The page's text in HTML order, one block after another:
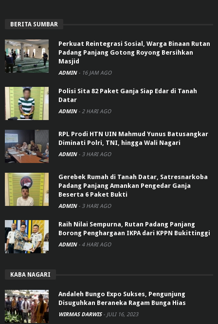
BERITA SUMBAR
Perkuat Reintegrasi Sosial, Warga Binaan Rutan
Padang Panjang Gotong Royong Bersihkan
Masjid
ADMIN - 16 JAM AGO
Polisi Sita 82 Paket Ganja Siap Edar di Tanah
Datar
ADMIN - 2 HARI AGO
RPL Prodi HTN UIN Mahmud Yunus Batusangkar
Diminati Polri, TNI, hingga Wali Nagari
ADMIN - 3 HARI AGO
Gerebek Rumah di Tanah Datar, Satresnarkoba
Padang Panjang Amankan Pengedar Ganja
Beserta 6 Paket Bukti
ADMIN - 3 HARI AGO
Raih Nilai Sempurna, Rutan Padang Panjang
Borong Penghargaan IKPA dari KPPN Bukittinggi
ADMIN - 4 HARI AGO
KABA NAGARI
Andaleh Bungo Expo Sukses, Pengunjung
Disuguhkan Beraneka Ragam Bunga Hias
WIRMAS DARWIS - JULI 16, 2023